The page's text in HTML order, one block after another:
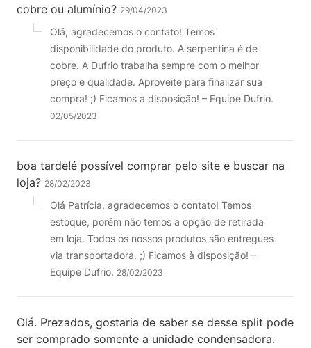
cobre ou alumínio? 29/04/2023
Olá, agradecemos o contato! Temos
disponibilidade do produto. A serpentina é de
cobre. A Dufrio trabalha sempre com o melhor
preço e qualidade. Aproveite para finalizar sua
compra! ;) Ficamos à disposição! – Equipe Dufrio.
02/05/2023
boa tarde!é possível comprar pelo site e buscar na
loja? 28/02/2023
Olá Patrícia, agradecemos o contato! Temos
estoque, porém não temos a opção de retirada
em loja. Todos os nossos produtos são entregues
via transportadora. ;) Ficamos à disposição! –
Equipe Dufrio. 28/02/2023
Olá. Prezados, gostaria de saber se desse split pode
ser comprado somente a unidade condensadora.